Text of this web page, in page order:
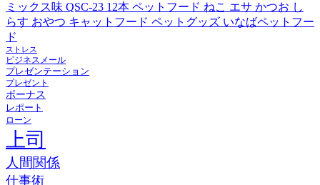
ミックス味 QSC-23 12本 ペットフード ねこ エサ かつお し
らす おやつ キャットフード ペットグッズ いなばペットフー
ド
ストレス
ビジネスメール
プレゼンテーション
プレゼント
ボーナス
レポート
ローン
上司
人間関係
仕事術